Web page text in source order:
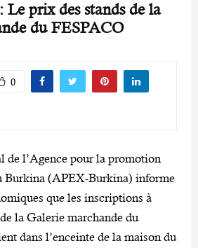
prix des stands de la
du FESPACO
0
de l’Agence pour la promotion
Burkina (APEX-Burkina) informe
que les inscriptions à
la Galerie marchande du
dans l’enceinte de la maison du